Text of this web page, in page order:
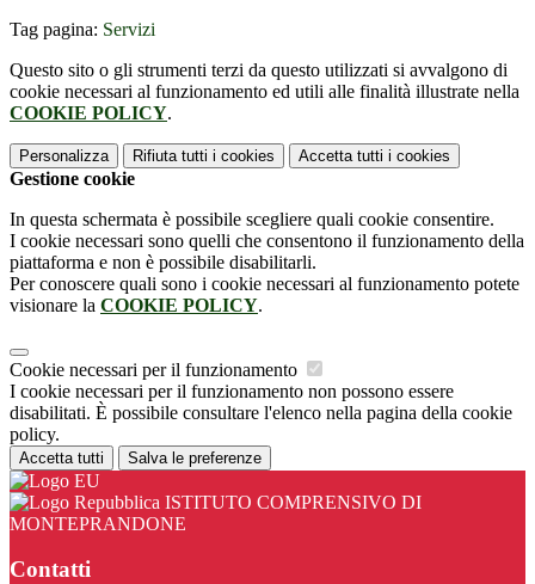
Tag pagina: Servizi
Questo sito o gli strumenti terzi da questo utilizzati si avvalgono di
cookie necessari al funzionamento ed utili alle finalità illustrate nella
COOKIE POLICY.
Personalizza Rifiuta tutti i cookies Accetta tutti i cookies
Gestione cookie
In questa schermata è possibile scegliere quali cookie consentire.
I cookie necessari sono quelli che consentono il funzionamento della
piattaforma e non è possibile disabilitarli.
Per conoscere quali sono i cookie necessari al funzionamento potete
visionare la COOKIE POLICY.
Cookie necessari per il funzionamento
I cookie necessari per il funzionamento non possono essere
disabilitati. È possibile consultare l'elenco nella pagina della cookie
policy.
Accetta tutti Salva le preferenze
ISTITUTO COMPRENSIVO DI
MONTEPRANDONE
Contatti